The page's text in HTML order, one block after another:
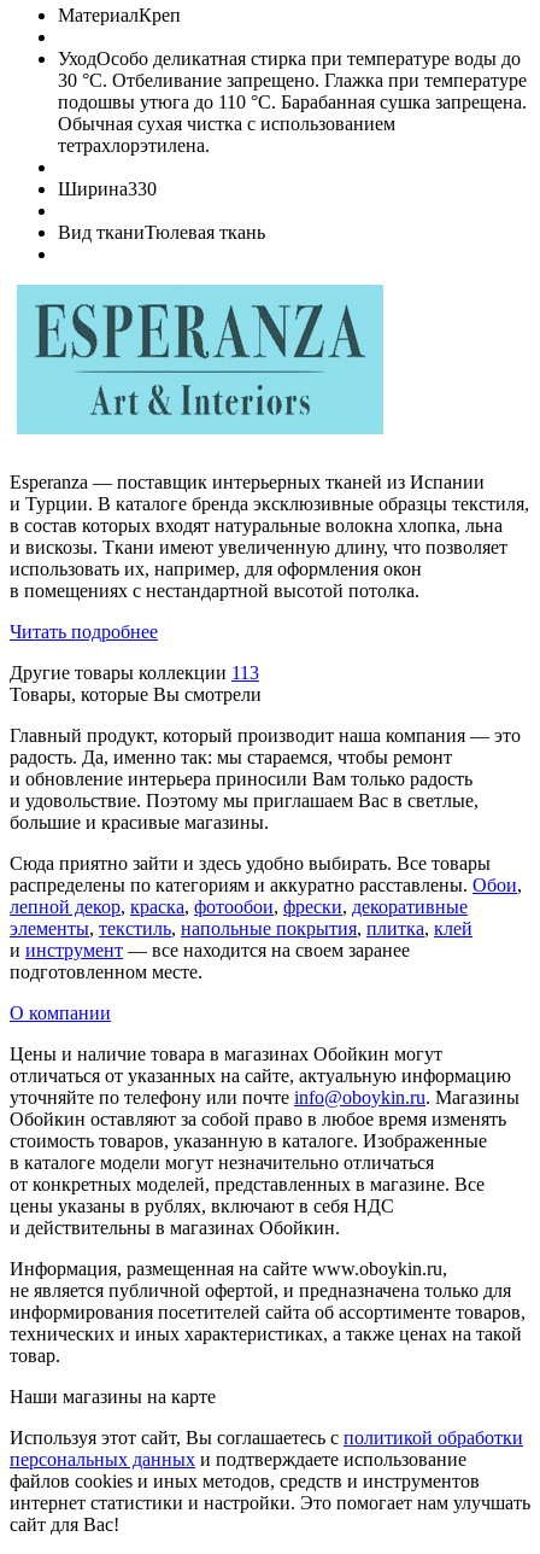
МатериалКреп
УходОсобо деликатная стирка при температуре воды до
30 °C. Отбеливание запрещено. Глажка при температуре
подошвы утюга до 110 °C. Барабанная сушка запрещена.
Обычная сухая чистка с использованием
тетрахлорэтилена.
Ширина330
Вид тканиТюлевая ткань
Esperanza — поставщик интерьерных тканей из Испании
и Турции. В каталоге бренда эксклюзивные образцы текстиля,
в состав которых входят натуральные волокна хлопка, льна
и вискозы. Ткани имеют увеличенную длину, что позволяет
использовать их, например, для оформления окон
в помещениях с нестандартной высотой потолка.
Читать подробнее
Другие товары коллекции 113
Товары, которые Вы смотрели
Главный продукт, который производит наша компания — это
радость. Да, именно так: мы стараемся, чтобы ремонт
и обновление интерьера приносили Вам только радость
и удовольствие. Поэтому мы приглашаем Вас в светлые,
большие и красивые магазины.
Сюда приятно зайти и здесь удобно выбирать. Все товары
распределены по категориям и аккуратно расставлены. Обои,
лепной декор, краска, фотообои, фрески, декоративные
элементы, текстиль, напольные покрытия, плитка, клей
и инструмент — все находится на своем заранее
подготовленном месте.
О компании
Цены и наличие товара в магазинах Обойкин могут
отличаться от указанных на сайте, актуальную информацию
уточняйте по телефону или почте info@oboykin.ru. Магазины
Обойкин оставляют за собой право в любое время изменять
стоимость товаров, указанную в каталоге. Изображенные
в каталоге модели могут незначительно отличаться
от конкретных моделей, представленных в магазине. Все
цены указаны в рублях, включают в себя НДС
и действительны в магазинах Обойкин.
Информация, размещенная на сайте www.oboykin.ru,
не является публичной офертой, и предназначена только для
информирования посетителей сайта об ассортименте товаров,
технических и иных характеристиках, а также ценах на такой
товар.
Наши магазины на карте
Используя этот сайт, Вы соглашаетесь с политикой обработки
персональных данных и подтверждаете использование
файлов cookies и иных методов, средств и инструментов
интернет статистики и настройки. Это помогает нам улучшать
сайт для Вас!